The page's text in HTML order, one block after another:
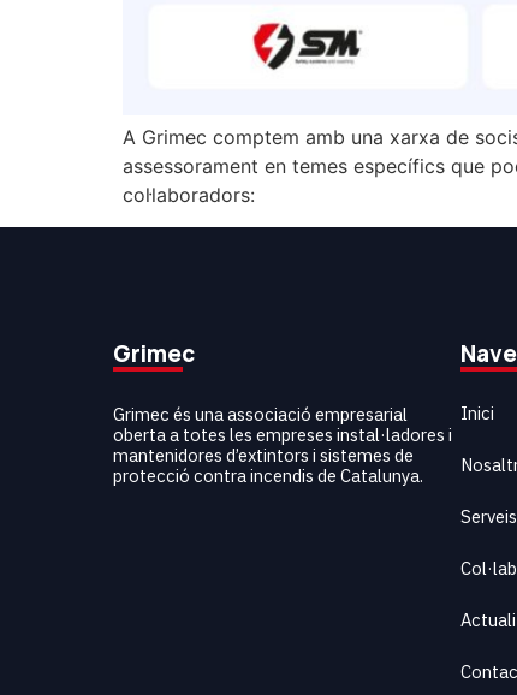
A Grimec comptem amb una xarxa de
assessorament en temes específics que
col·laboradors:
Grimec
Grimec és una associació empresarial
oberta a totes les empreses instal·ladores i
mantenidores d’extintors i sistemes de
protecció contra incendis de Catalunya.
Inici